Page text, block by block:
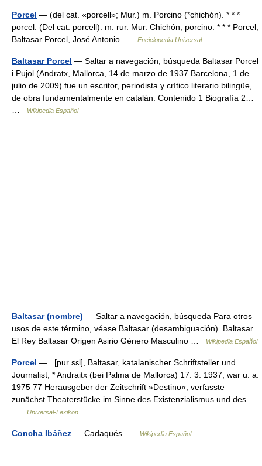
Porcel — (del cat. «porcell»; Mur.) m. Porcino (*chichón). * * *
porcel. (Del cat. porcell). m. rur. Mur. Chichón, porcino. * * * Porcel,
Baltasar Porcel, José Antonio …
Enciclopedia Universal
Baltasar Porcel — Saltar a navegación, búsqueda Baltasar Porcel
i Pujol (Andratx, Mallorca, 14 de marzo de 1937 Barcelona, 1 de
julio de 2009) fue un escritor, periodista y crítico literario bilingüe,
de obra fundamentalmente en catalán. Contenido 1 Biografía 2…
Wikipedia Español
Baltasar (nombre) — Saltar a navegación, búsqueda Para otros
usos de este término, véase Baltasar (desambiguación). Baltasar
El Rey Baltasar Origen Asirio Género Masculino …
Wikipedia Español
Porcel — [pur sɛl], Baltasar, katalanischer Schriftsteller und
Journalist, * Andraitx (bei Palma de Mallorca) 17. 3. 1937; war u. a.
1975 77 Herausgeber der Zeitschrift »Destino«; verfasste
zunächst Theaterstücke im Sinne des Existenzialismus und des…
Universal-Lexikon
Concha Ibáñez — Cadaqués … Wikipedia Español